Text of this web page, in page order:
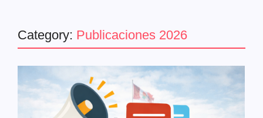
Category: Publicaciones 2026